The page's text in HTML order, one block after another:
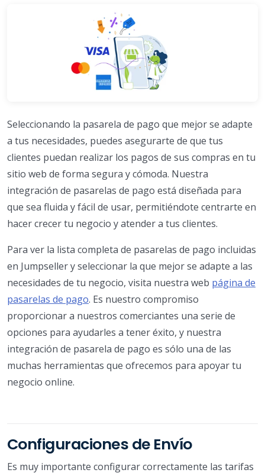
Seleccionando la pasarela de pago que mejor se adapte
a tus necesidades, puedes asegurarte de que tus
clientes puedan realizar los pagos de sus compras en tu
sitio web de forma segura y cómoda. Nuestra
integración de pasarelas de pago está diseñada para
que sea fluida y fácil de usar, permitiéndote centrarte en
hacer crecer tu negocio y atender a tus clientes.
Para ver la lista completa de pasarelas de pago incluidas
en Jumpseller y seleccionar la que mejor se adapte a las
necesidades de tu negocio, visita nuestra web página de
pasarelas de pago. Es nuestro compromiso
proporcionar a nuestros comerciantes una serie de
opciones para ayudarles a tener éxito, y nuestra
integración de pasarela de pago es sólo una de las
muchas herramientas que ofrecemos para apoyar tu
negocio online.
Configuraciones de Envío
Es muy importante configurar correctamente las tarifas